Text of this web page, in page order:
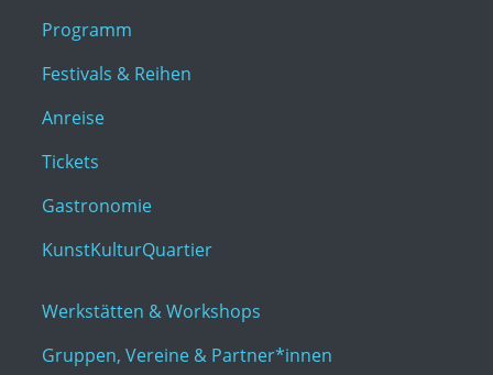
Programm
Festivals & Reihen
Anreise
Tickets
Gastronomie
KunstKulturQuartier
Werkstätten & Workshops
Gruppen, Vereine & Partner*innen